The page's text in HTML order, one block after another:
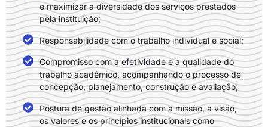
e maximizar a diversidade dos serviços prestados
pela instituição;
Responsabilidade com o trabalho individual e social;
Compromisso com a efetividade e a qualidade do
trabalho acadêmico, acompanhando o processo de
concepção, planejamento, construção e avaliação;
Postura de gestão alinhada com a missão, a visão,
os valores e os princípios institucionais como